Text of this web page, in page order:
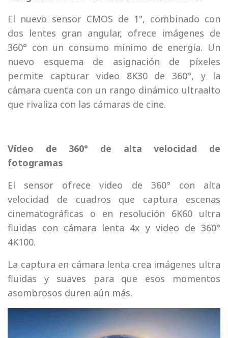
El nuevo sensor CMOS de 1", combinado con
dos lentes gran angular, ofrece imágenes de
360° con un consumo mínimo de energía. Un
nuevo esquema de asignación de píxeles
permite capturar video 8K30 de 360°, y la
cámara cuenta con un rango dinámico ultraalto
que rivaliza con las cámaras de cine.
Vídeo de 360° de alta velocidad de
fotogramas
El sensor ofrece video de 360° con alta
velocidad de cuadros que captura escenas
cinematográficas o en resolución 6K60 ultra
fluidas con cámara lenta 4x y video de 360°
4K100.
La captura en cámara lenta crea imágenes ultra
fluidas y suaves para que esos momentos
asombrosos duren aún más.